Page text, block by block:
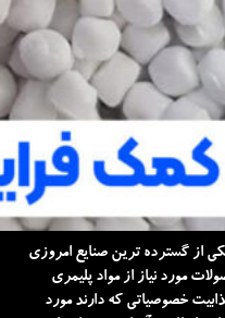
از گسترده ترین صنایع امروزی
مورد نیاز از مواد پلیمری
خصوصیاتی که دارند مورد